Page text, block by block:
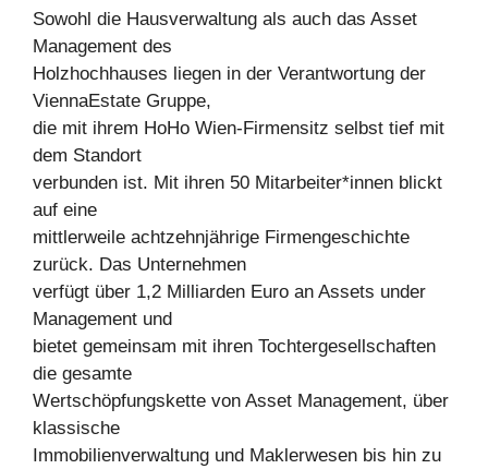
Sowohl die Hausverwaltung als auch das Asset
Management des
Holzhochhauses liegen in der Verantwortung der
ViennaEstate Gruppe,
die mit ihrem HoHo Wien-Firmensitz selbst tief mit
dem Standort
verbunden ist. Mit ihren 50 Mitarbeiter*innen blickt
auf eine
mittlerweile achtzehnjährige Firmengeschichte
zurück. Das Unternehmen
verfügt über 1,2 Milliarden Euro an Assets under
Management und
bietet gemeinsam mit ihren Tochtergesellschaften
die gesamte
Wertschöpfungskette von Asset Management, über
klassische
Immobilienverwaltung und Maklerwesen bis hin zu